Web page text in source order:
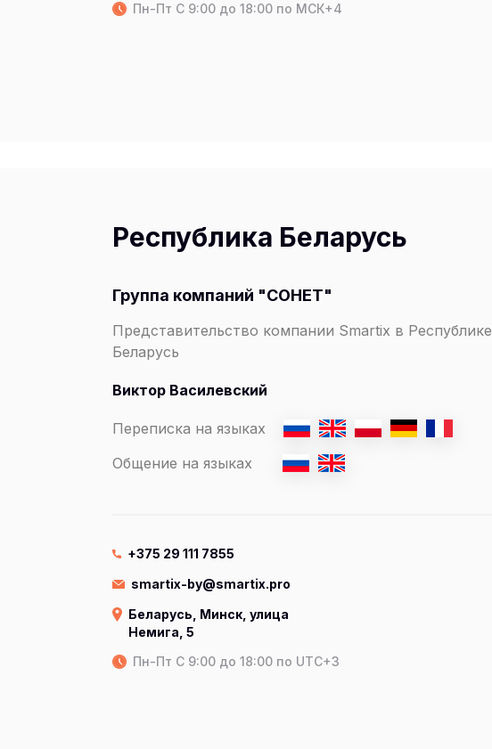
Пн-Пт C 9:00 до 18:00 по МСК+4
Республика Беларусь
Группа компаний "СОНЕТ"
Представительство компании Smartix в Республике
Беларусь
Виктор Василевский
Переписка на языках
Общение на языках
+375 29 111 7855
smartix-by@smartix.pro
Беларусь, Минск, улица
Немига, 5
Пн-Пт C 9:00 до 18:00 по UTC+3